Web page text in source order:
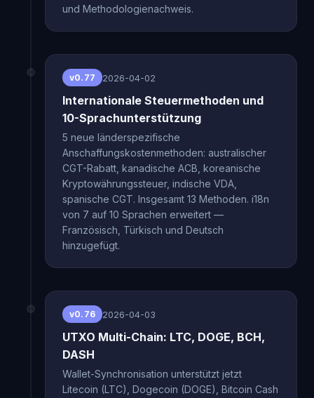
und Methodologienachweis.
v0.77 2026-04-02
Internationale Steuermethoden und
10-Sprachunterstützung
5 neue länderspezifische
Anschaffungskostenmethoden: australischer
CGT-Rabatt, kanadische ACB, koreanische
Kryptowährungssteuer, indische VDA,
spanische CGT. Insgesamt 13 Methoden. i18n
von 7 auf 10 Sprachen erweitert —
Französisch, Türkisch und Deutsch
hinzugefügt.
v0.76 2026-04-03
UTXO Multi-Chain: LTC, DOGE, BCH,
DASH
Wallet-Synchronisation unterstützt jetzt
Litecoin (LTC), Dogecoin (DOGE), Bitcoin Cash